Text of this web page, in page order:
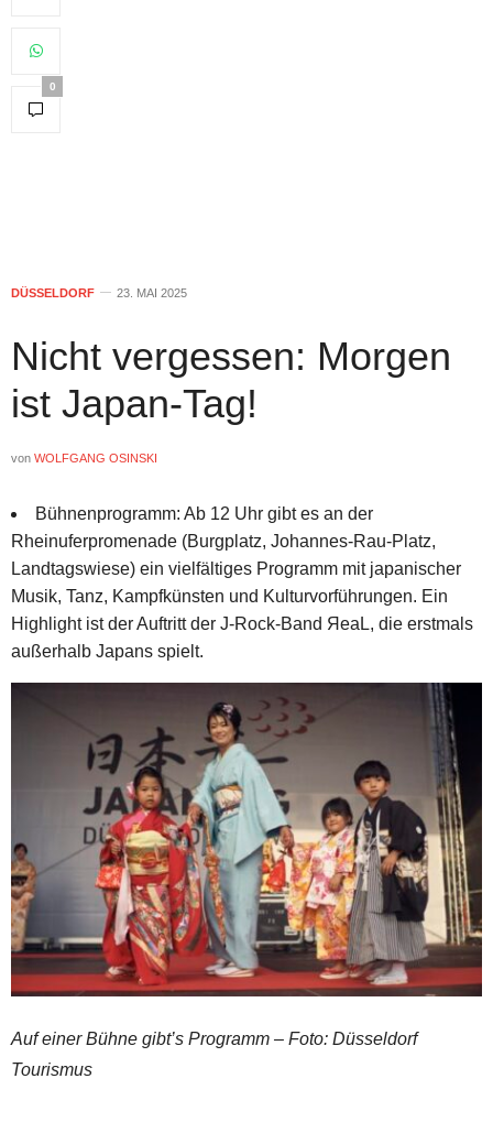
0
DÜSSELDORF 23. MAI 2025
Nicht vergessen: Morgen
ist Japan-Tag!
von WOLFGANG OSINSKI
Bühnenprogramm: Ab 12 Uhr gibt es an der
Rheinuferpromenade (Burgplatz, Johannes-Rau-Platz,
Landtagswiese) ein vielfältiges Programm mit japanischer
Musik, Tanz, Kampfkünsten und Kulturvorführungen. Ein
Highlight ist der Auftritt der J-Rock-Band ЯeaL, die erstmals
außerhalb Japans spielt.
Auf einer Bühne gibt’s Programm – Foto: Düsseldorf
Tourismus